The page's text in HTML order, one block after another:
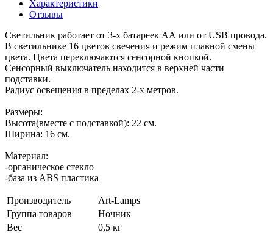
Характеристики
Отзывы
Светильник работает от 3-х батареек АА или от USB провода.
В светильнике 16 цветов свечения и режим плавной смены
цвета. Цвета переключаются сенсорной кнопкой.
Сенсорный выключатель находится в верхней части
подставки.
Радиус освещения в пределах 2-х метров.
Размеры:
Высота(вместе с подставкой): 22 см.
Ширина: 16 см.
Материал:
-органическое стекло
-база из ABS пластика
Производитель
Art-Lamps
Группа товаров
Ночник
Вес
0,5 кг